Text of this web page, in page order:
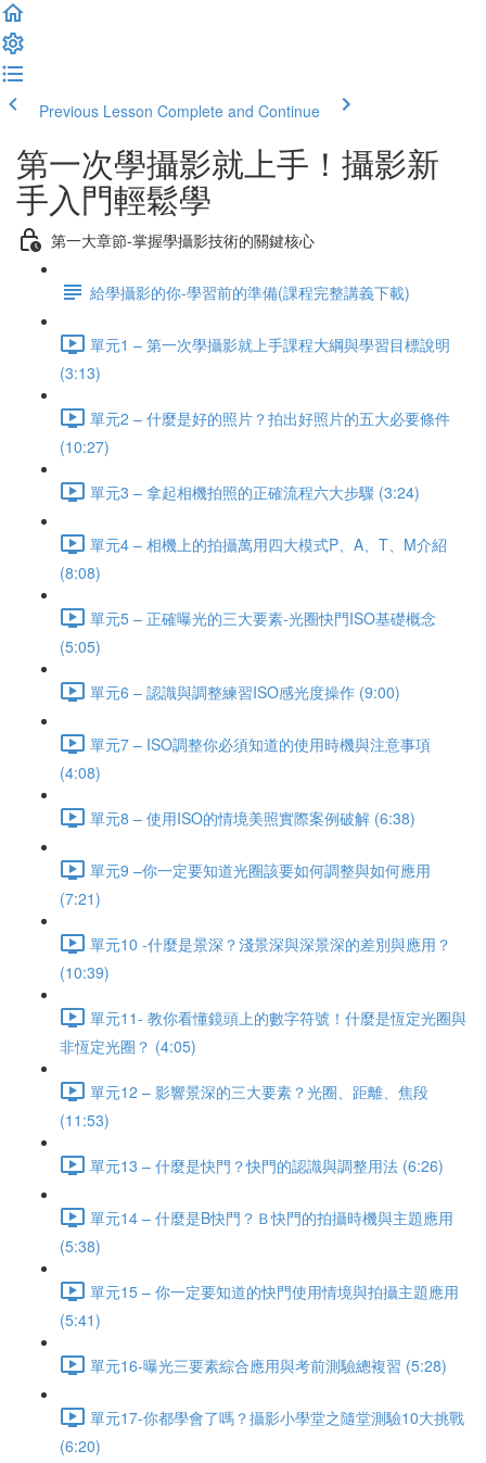
Previous Lesson Complete and Continue
第一次學攝影就上手！攝影新
手入門輕鬆學
第一大章節-掌握學攝影技術的關鍵核心
給學攝影的你-學習前的準備(課程完整講義下載)
單元1 – 第一次學攝影就上手課程大綱與學習目標說明
(3:13)
單元2 – 什麼是好的照片？拍出好照片的五大必要條件
(10:27)
單元3 – 拿起相機拍照的正確流程六大步驟 (3:24)
單元4 – 相機上的拍攝萬用四大模式P、A、T、M介紹
(8:08)
單元5 – 正確曝光的三大要素-光圈快門ISO基礎概念
(5:05)
單元6 – 認識與調整練習ISO感光度操作 (9:00)
單元7 – ISO調整你必須知道的使用時機與注意事項
(4:08)
單元8 – 使用ISO的情境美照實際案例破解 (6:38)
單元9 –你一定要知道光圈該要如何調整與如何應用
(7:21)
單元10 -什麼是景深？淺景深與深景深的差別與應用？
(10:39)
單元11- 教你看懂鏡頭上的數字符號！什麼是恆定光圈與
非恆定光圈？ (4:05)
單元12 – 影響景深的三大要素？光圈、距離、焦段
(11:53)
單元13 – 什麼是快門？快門的認識與調整用法 (6:26)
單元14 – 什麼是B快門？Ｂ快門的拍攝時機與主題應用
(5:38)
單元15 – 你一定要知道的快門使用情境與拍攝主題應用
(5:41)
單元16-曝光三要素綜合應用與考前測驗總複習 (5:28)
單元17-你都學會了嗎？攝影小學堂之隨堂測驗10大挑戰
(6:20)